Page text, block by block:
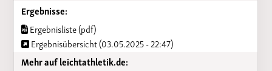
Ergebnisse:
Ergebnisliste (pdf)
Ergebnisübersicht (03.05.2025 - 22:47)
Mehr auf leichtathletik.de: